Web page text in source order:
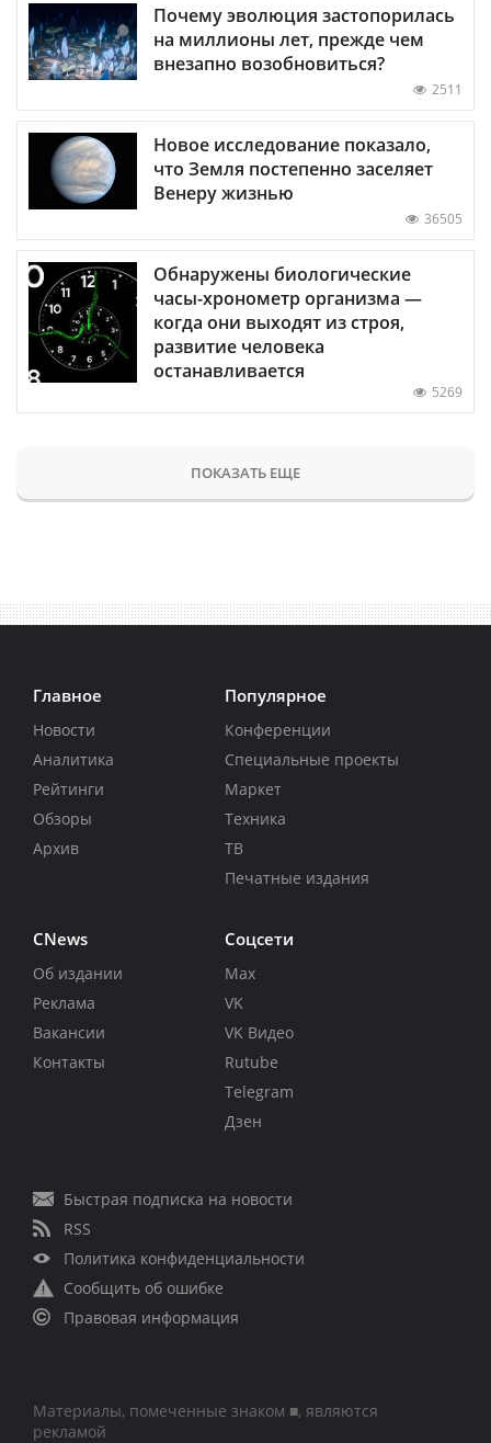
Почему эволюция застопорилась
на миллионы лет, прежде чем
внезапно возобновиться?
2511
Новое исследование показало,
что Земля постепенно заселяет
Венеру жизнью
36505
Обнаружены биологические
часы-хронометр организма —
когда они выходят из строя,
развитие человека
останавливается
5269
ПОКАЗАТЬ ЕЩЕ
Главное
Новости
Аналитика
Рейтинги
Обзоры
Архив
Популярное
Конференции
Специальные проекты
Маркет
Техника
ТВ
Печатные издания
CNews
Об издании
Реклама
Вакансии
Контакты
Соцсети
Max
VK
VK Видео
Rutube
Telegram
Дзен
Быстрая подписка на новости
RSS
Политика конфиденциальности
Сообщить об ошибке
Правовая информация
Материалы, помеченные знаком ■, являются
рекламой